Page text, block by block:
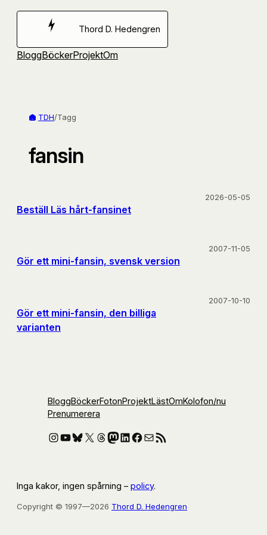
Hoppa
Thord D. Hedengren
BloggBöckerProjektOm
TDH/Tagg
fansin
Beställ Läs hårt-fansinet
2026-05-05
Gör ett mini-fansin, svensk version
2007-11-05
Gör ett mini-fansin, den billiga
varianten
2007-10-10
BloggBöckerFotonProjektLästOmKolofon/nu
Prenumerera
Instagram
YouTube
Bluesky
X Threads
Mastodon
LinkedIn
Facebook
E-postRSS-flöde
Inga kakor, ingen spårning – policy.
Copyright © 1997—2026 Thord D. Hedengren